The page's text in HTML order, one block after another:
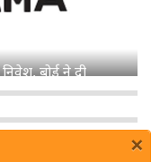
को लेकर MIB ने साफ
×